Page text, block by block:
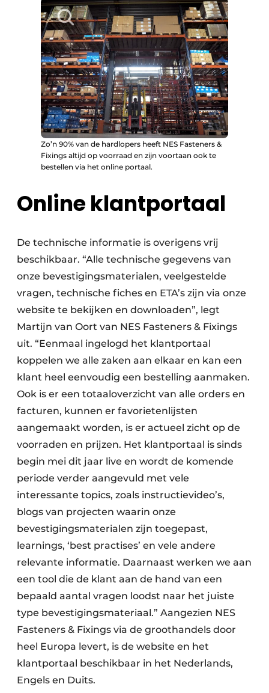
Zo’n 90% van de hardlopers heeft NES Fasteners &
Fixings altijd op voorraad en zijn voortaan ook te
bestellen via het online portaal.
Online klantportaal
De technische informatie is overigens vrij
beschikbaar. “Alle technische gegevens van
onze bevestigingsmaterialen, veelgestelde
vragen, technische fiches en ETA’s zijn via onze
website te bekijken en downloaden”, legt
Martijn van Oort van NES Fasteners & Fixings
uit. “Eenmaal ingelogd het klantportaal
koppelen we alle zaken aan elkaar en kan een
klant heel eenvoudig een bestelling aanmaken.
Ook is er een totaaloverzicht van alle orders en
facturen, kunnen er favorietenlijsten
aangemaakt worden, is er actueel zicht op de
voorraden en prijzen. Het klantportaal is sinds
begin mei dit jaar live en wordt de komende
periode verder aangevuld met vele
interessante topics, zoals instructievideo’s,
blogs van projecten waarin onze
bevestigingsmaterialen zijn toegepast,
learnings, ‘best practises’ en vele andere
relevante informatie. Daarnaast werken we aan
een tool die de klant aan de hand van een
bepaald aantal vragen loodst naar het juiste
type bevestigingsmateriaal.” Aangezien NES
Fasteners & Fixings via de groothandels door
heel Europa levert, is de website en het
klantportaal beschikbaar in het Nederlands,
Engels en Duits.